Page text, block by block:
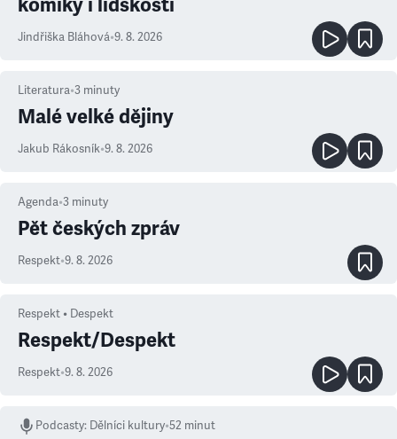
komiky i lidskosti
Jindřiška Bláhová•9. 8. 2026
Literatura•3 minuty
Malé velké dějiny
Jakub Rákosník•9. 8. 2026
Agenda•3 minuty
Pět českých zpráv
Respekt•9. 8. 2026
Respekt • Despekt
Respekt/Despekt
Respekt•9. 8. 2026
Podcasty: Dělníci kultury•52 minut